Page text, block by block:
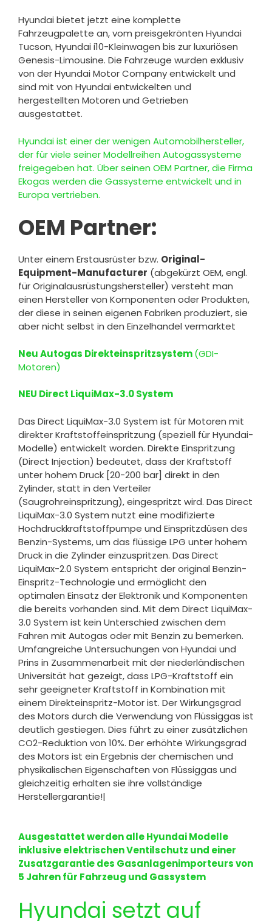
Hyundai bietet jetzt eine komplette
Fahrzeugpalette an, vom preisgekrönten Hyundai
Tucson, Hyundai i10-Kleinwagen bis zur luxuriösen
Genesis-Limousine. Die Fahrzeuge wurden exklusiv
von der Hyundai Motor Company entwickelt und
sind mit von Hyundai entwickelten und
hergestellten Motoren und Getrieben
ausgestattet.
Hyundai ist einer der wenigen Automobilhersteller,
der für viele seiner Modellreihen Autogassysteme
freigegeben hat. Über seinen OEM Partner, die Firma
Ekogas werden die Gassysteme entwickelt und in
Europa vertrieben.
OEM Partner:
Unter einem Erstausrüster bzw. Original-
Equipment-Manufacturer (abgekürzt OEM, engl.
für Originalausrüstungshersteller) versteht man
einen Hersteller von Komponenten oder Produkten,
der diese in seinen eigenen Fabriken produziert, sie
aber nicht selbst in den Einzelhandel vermarktet
Neu Autogas Direkteinspritzsystem(GDI-
Motoren)
NEU Direct LiquiMax-3.0 System
Das Direct LiquiMax-3.0 System ist für Motoren mit
direkter Kraftstoffeinspritzung (speziell für Hyundai-
Modelle) entwickelt worden. Direkte Einspritzung
(Direct Injection) bedeutet, dass der Kraftstoff
unter hohem Druck [20-200 bar] direkt in den
Zylinder, statt in den Verteiler
(Saugrohreinspritzung), eingespritzt wird. Das Direct
LiquiMax-3.0 System nutzt eine modifizierte
Hochdruckkraftstoffpumpe und Einspritzdüsen des
Benzin-Systems, um das flüssige LPG unter hohem
Druck in die Zylinder einzuspritzen. Das Direct
LiquiMax-2.0 System entspricht der original Benzin-
Einspritz-Technologie und ermöglicht den
optimalen Einsatz der Elektronik und Komponenten
die bereits vorhanden sind. Mit dem Direct LiquiMax-
3.0 System ist kein Unterschied zwischen dem
Fahren mit Autogas oder mit Benzin zu bemerken.
Umfangreiche Untersuchungen von Hyundai und
Prins in Zusammenarbeit mit der niederländischen
Universität hat gezeigt, dass LPG-Kraftstoff ein
sehr geeigneter Kraftstoff in Kombination mit
einem Direkteinspritz-Motor ist. Der Wirkungsgrad
des Motors durch die Verwendung von Flüssiggas ist
deutlich gestiegen. Dies führt zu einer zusätzlichen
CO2-Reduktion von 10%. Der erhöhte Wirkungsgrad
des Motors ist ein Ergebnis der chemischen und
physikalischen Eigenschaften von Flüssiggas und
gleichzeitig erhalten sie ihre vollständige
Herstellergarantie!|
Ausgestattet werden alle Hyundai Modelle
inklusive elektrischen Ventilschutz und einer
Zusatzgarantie des Gasanlagenimporteurs von
5 Jahren für Fahrzeug und Gassystem
Hyundai setzt auf